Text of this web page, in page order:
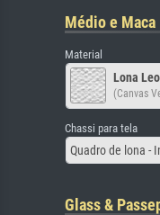
Médio e Maca
Material
Lona
(Canvas
Chassi para tela
Quadro de lona -
Glass &